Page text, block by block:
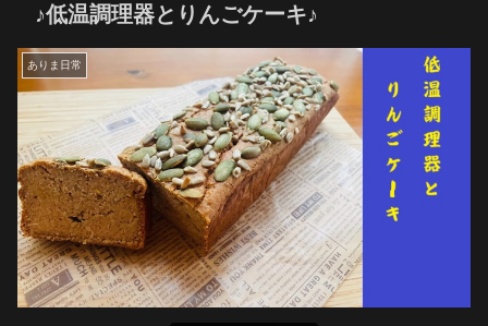
♪低温調理器とりんごケーキ♪
ありま日常